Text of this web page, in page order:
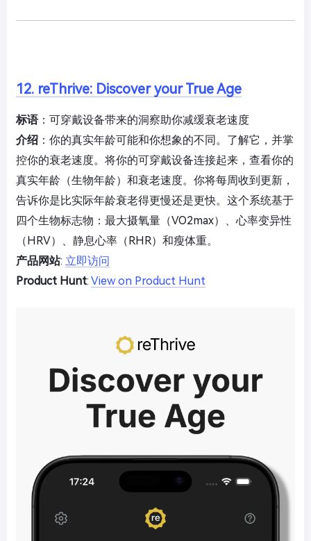
12. reThrive: Discover your True Age
标语：可穿戴设备带来的洞察助你减缓衰老速度
介绍 ：你的真实年龄可能和你想象的不同。了解它，并掌
控你的衰老速度。将你的可穿戴设备连接起来，查看你的
真实年龄（生物年龄）和衰老速度。你将每周收到更新，
告诉你是比实际年龄衰老得更慢还是更快。这个系统基于
四个生物标志物：最大摄氧量（VO2max）、心率变异性
（HRV）、静息心率（RHR）和瘦体重。
产品网站: 立即访问
Product Hunt: View on Product Hunt